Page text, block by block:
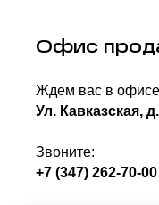
Офис
Ждем вас в
Ул. Кавказская,
Звоните:
+7 (347) 262-70-00